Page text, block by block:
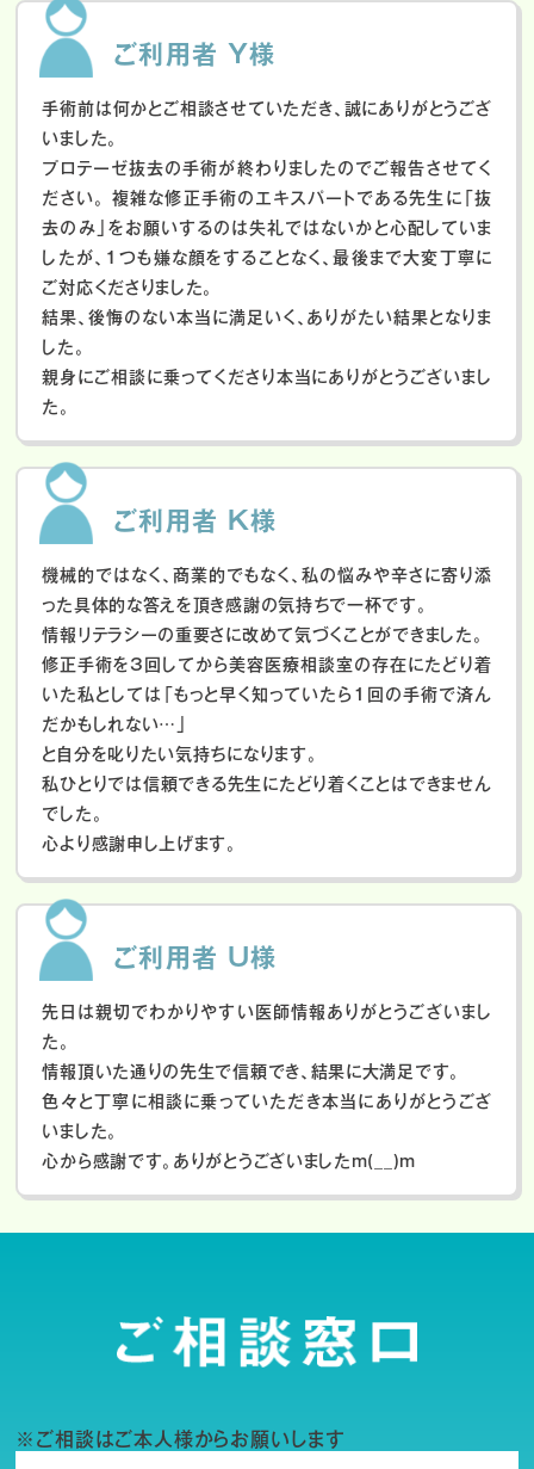
ご利用者 Y様
手術前は何かとご相談させていただき、誠にありがとうござ
いました。
プロテーゼ抜去の手術が終わりましたのでご報告させてく
ださい。
複雑な修正手術のエキスパートである先生に「抜
去のみ」をお願いするのは失礼ではないかと心配していま
したが、１つも嫌な顔をすることなく、最後まで大変丁寧に
ご対応くださりました。
結果、後悔のない本当に満足いく、ありがたい結果となりま
した。
親身にご相談に乗ってくださり本当にありがとうございまし
た。
ご利用者 K様
機械的ではなく、商業的でもなく、私の悩みや辛さに寄り添
った具体的な答えを頂き感謝の気持ちで一杯です。
情報リテラシーの重要さに改めて気づくことができました。
修正手術を3回してから美容医療相談室の存在にたどり着
いた私としては「もっと早く知っていたら1回の手術で済ん
だかもしれない…」
と自分を叱りたい気持ちになります。
私ひとりでは信頼できる先生にたどり着くことはできません
でした。
心より感謝申し上げます。
ご利用者 U様
先日は親切でわかりやすい医師情報ありがとうございまし
た。
情報頂いた通りの先生で信頼でき、結果に大満足です。
色々と丁寧に相談に乗っていただき本当にありがとうござ
いました。
心から感謝です。ありがとうございましたm(__)m
※ご相談はご本人様からお願いします